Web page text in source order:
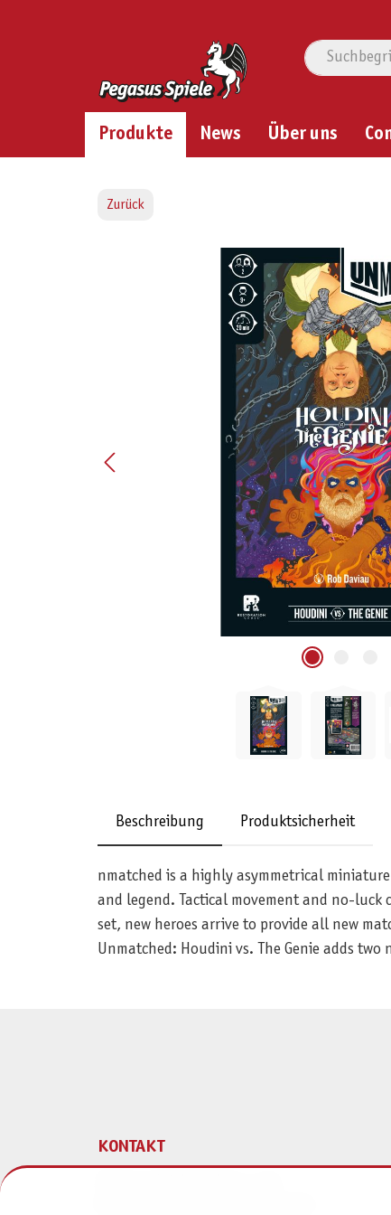
Produkte News Über uns
Zurück
Bildergalerie überspringen
Beschreibung Produktsicherheit
nmatched is a highly asymmetrical
and legend. Tactical movement and no-luck
set, new heroes arrive to provide all new
Unmatched: Houdini vs. The Genie adds
KONTAKT